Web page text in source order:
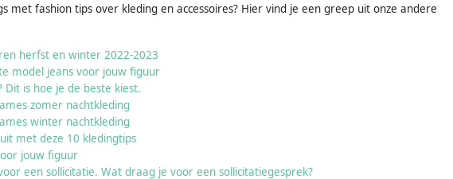
met fashion tips over kleding en accessoires? Hier vind je een greep uit onze andere
herfst en winter 2022-2023
model jeans voor jouw figuur
Dit is hoe je de beste kiest.
zomer nachtkleding
winter nachtkleding
met deze 10 kledingtips
jouw figuur
een sollicitatie. Wat draag je voor een sollicitatiegesprek?